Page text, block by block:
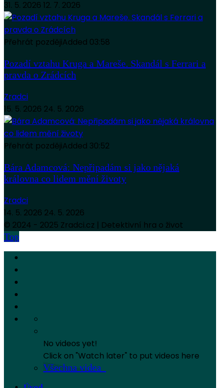
31. 5. 2026 12. 7. 2026
Přehrát pozdějiAdded 03:58
Pozadí vztahu Kruga a Mareše. Skandál s Ferrari a
pravda o Zrádcích
Zradci
15. 5. 2026 24. 5. 2026
Přehrát pozdějiAdded 30:52
Bára Adamcová: Nepřipadám si jako nějaká
královna co lidem mění životy
Zradci
14. 5. 2026 24. 5. 2026
© 2024 - 2025 Zradci.cz | Detektivní hra o život
Top
No videos yet!
Click on "Watch later" to put videos here
Všechna videa